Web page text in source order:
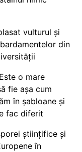
vulturul și
din
o mare
fie așa cum
în șabloane și
fac diferit
științifice și
în